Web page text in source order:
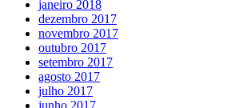
janeiro 2018
dezembro 2017
novembro 2017
outubro 2017
setembro 2017
agosto 2017
julho 2017
junho 2017